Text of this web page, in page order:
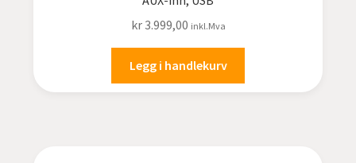
kr3.999,00 inkl.Mva
Legg i handlekurv